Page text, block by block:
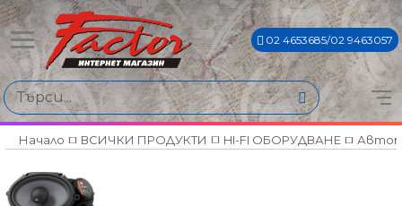
02 4653685/02 9463057
Начало ВСИЧКИ ПРОДУКТИ HI-FI ОБОРУДВАНЕ